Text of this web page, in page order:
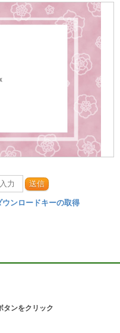
送信
ウンロードキーの取得
タンをクリック